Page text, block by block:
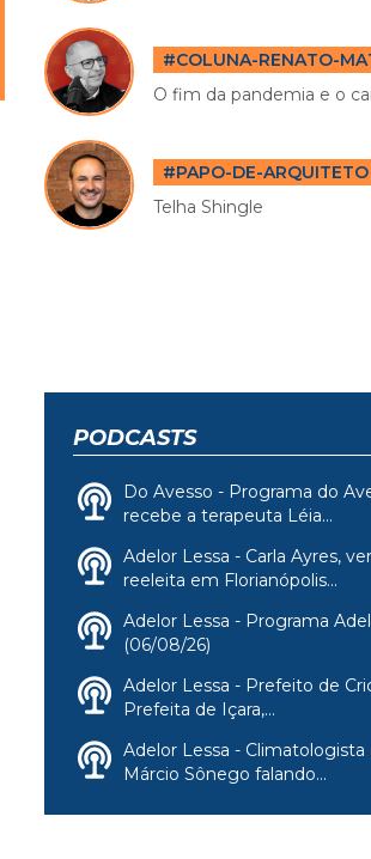
#COLUNA-RENATO-
O fim da pandemia e o
#PAPO-DE-ARQUITETO
Telha Shingle
PODCASTS
Do Avesso - Programa do
recebe a terapeuta Léia...
Adelor Lessa - Carla Ayres,
reeleita em Florianópolis...
Adelor Lessa - Programa
(06/08/26)
Adelor Lessa - Prefeito de
Prefeita de Içara,...
Adelor Lessa - Climatologista
Márcio Sônego falando...